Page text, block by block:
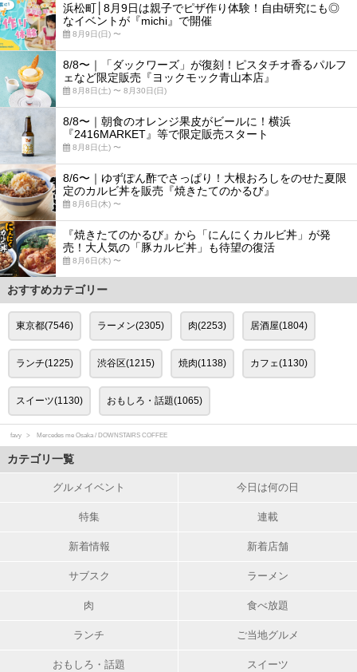
浜松町│8月9日は親子でピザ作り体験！自由研究にも◎
なイベントが『michi』で開催
8月9日(日) 〜
8/8〜｜「ダックワーズ」が復刻！ピスタチオ香るパルフ
ェなど限定販売『ヨックモック青山本店』
8月8日(土) 〜 8月30日(日)
8/8〜｜朝食のオレンジ果皮がビールに！横浜
『2416MARKET』等で限定販売スタート
8月8日(土) 〜
8/6〜｜ゆずぽん酢でさっぱり！大根おろしをのせた夏限
定のカルビ丼を販売『焼きたてのかるび』
8月6日(木) 〜
『焼きたてのかるび』から「にんにくカルビ丼」が発
売！大人気の「豚カルビ丼」も待望の復活
8月6日(木) 〜
おすすめカテゴリー
東京都(7546) ラーメン(2305) 肉(2253) 居酒屋(1804)
ランチ(1225) 渋谷区(1215) 焼肉(1138) カフェ(1130)
スイーツ(1130) おもしろ・話題(1065)
favy Mercedes me Osaka / DOWNSTAIRS COFFEE
カテゴリ一覧
グルメイベント 今日は何の日
特集 連載
新着情報 新着店舗
サブスク ラーメン
肉 食べ放題
ランチ ご当地グルメ
おもしろ・話題 スイーツ